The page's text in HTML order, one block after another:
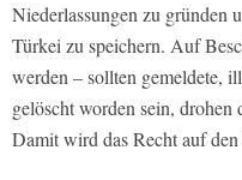
Niederlassungen zu gründen
Türkei zu speichern. Auf
werden – sollten gemeldete,
gelöscht worden sein,
Damit wird das Recht auf